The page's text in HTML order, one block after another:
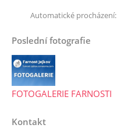
Automatické procházení:
Poslední fotografie
FOTOGALERIE FARNOSTI
Kontakt